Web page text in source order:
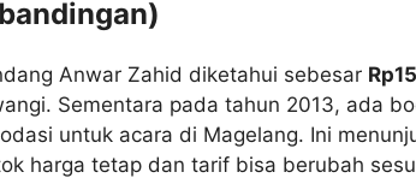
Anwar Zahid diketahui sebesar
Sementara pada tahun 2013, ada
untuk acara di Magelang. Ini
harga tetap dan tarif bisa berubah